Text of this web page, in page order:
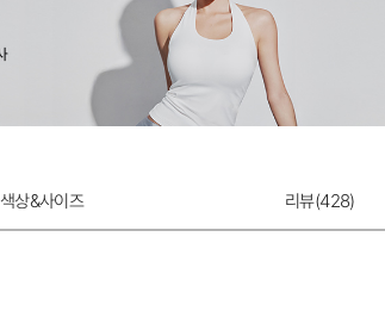
색상&사이즈 리뷰(428)